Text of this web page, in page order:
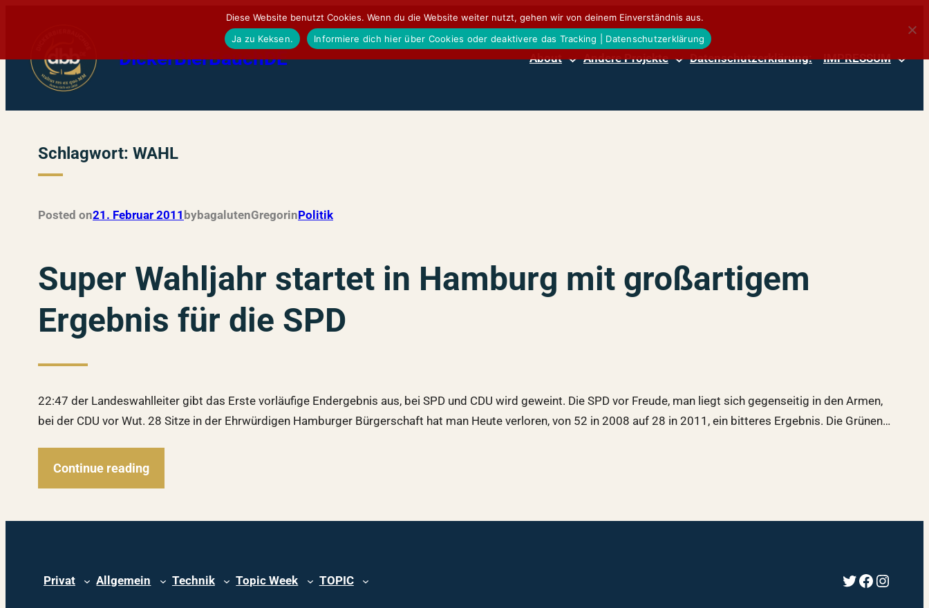
DickerBierBauchDE About Andere Projekte Datenschutzerklärung: IMPRESSUM
Schlagwort:WAHL
Posted on21. Februar 2011 bybagalutenGregorinPolitik
Super Wahljahr startet in Hamburg mit großartigem
Ergebnis für die SPD
22:47 der Landeswahlleiter gibt das Erste vorläufige Endergebnis aus, bei SPD und CDU wird geweint. Die SPD vor Freude, man liegt sich gegenseitig in den Armen,
bei der CDU vor Wut. 28 Sitze in der Ehrwürdigen Hamburger Bürgerschaft hat man Heute verloren, von 52 in 2008 auf 28 in 2011, ein bitteres Ergebnis. Die Grünen…
Continue reading
Privat Allgemein Technik Topic Week TOPIC Twitter
Facebook
Diese Website benutzt Cookies. Wenn du die Website weiter nutzt, gehen wir von deinem Einverständnis aus.
Ja zu Keksen.
Informiere dich hier über Cookies oder deaktivere das Tracking | Datenschutzerklärung